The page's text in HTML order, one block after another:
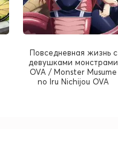
Повседневная жизнь с
девушками монстрами
OVA / Monster Musume
no Iru Nichijou OVA